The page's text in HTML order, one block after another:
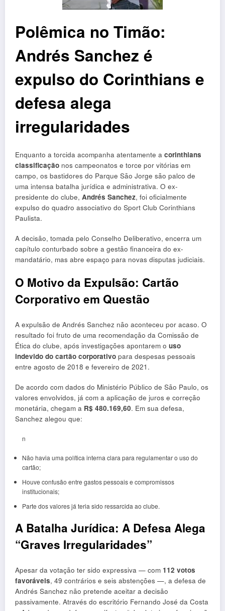
Polêmica no Timão:
Andrés Sanchez é
expulso do Corinthians e
defesa alega
irregularidades
Enquanto a torcida acompanha atentamente a corinthians
classificação nos campeonatos e torce por vitórias em
campo, os bastidores do Parque São Jorge são palco de
uma intensa batalha jurídica e administrativa. O ex-
presidente do clube, Andrés Sanchez, foi oficialmente
expulso do quadro associativo do Sport Club Corinthians
Paulista.
A decisão, tomada pelo Conselho Deliberativo, encerra um
capítulo conturbado sobre a gestão financeira do ex-
mandatário, mas abre espaço para novas disputas judiciais.
O Motivo da Expulsão: Cartão
Corporativo em Questão
A expulsão de Andrés Sanchez não aconteceu por acaso. O
resultado foi fruto de uma recomendação da Comissão de
Ética do clube, após investigações apontarem o uso
indevido do cartão corporativo para despesas pessoais
entre agosto de 2018 e fevereiro de 2021.
De acordo com dados do Ministério Público de São Paulo, os
valores envolvidos, já com a aplicação de juros e correção
monetária, chegam a R$ 480.169,60. Em sua defesa,
Sanchez alegou que:
n
Não havia uma política interna clara para regulamentar o uso do
cartão;
Houve confusão entre gastos pessoais e compromissos
institucionais;
Parte dos valores já teria sido ressarcida ao clube.
A Batalha Jurídica: A Defesa Alega
“Graves Irregularidades”
Apesar da votação ter sido expressiva — com 112 votos
favoráveis, 49 contrários e seis abstenções —, a defesa de
Andrés Sanchez não pretende aceitar a decisão
passivamente. Através do escritório Fernando José da Costa